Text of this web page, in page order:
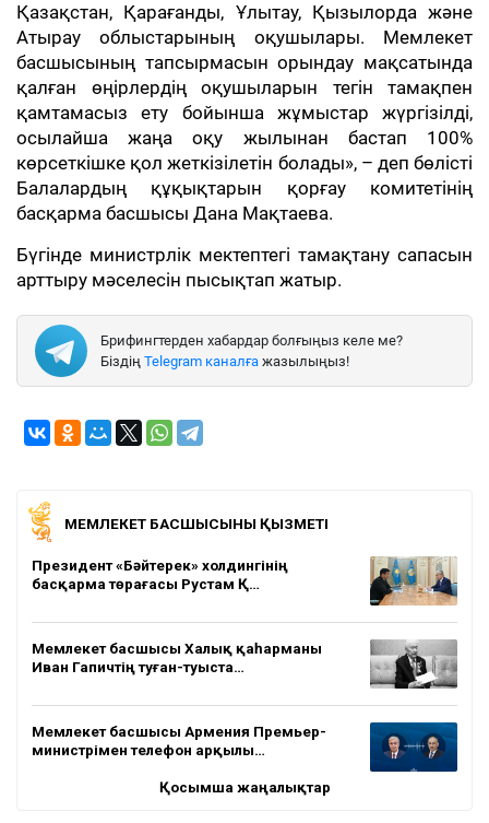
Қазақстан, Қарағанды, Ұлытау, Қызылорда және
Атырау облыстарының оқушылары. Мемлекет
басшысының тапсырмасын орындау мақсатында
қалған өңірлердің оқушыларын тегін тамақпен
қамтамасыз ету бойынша жұмыстар жүргізілді,
осылайша жаңа оқу жылынан бастап 100%
көрсеткішке қол жеткізілетін болады», – деп бөлісті
Балалардың құқықтарын қорғау комитетінің
басқарма басшысы Дана Мақтаева.
Бүгінде министрлік мектептегі тамақтану сапасын
арттыру мәселесін пысықтап жатыр.
Брифингтерден хабардар болғыңыз келе ме?
Біздің Telegram каналға жазылыңыз!
МЕМЛЕКЕТ БАСШЫСЫНЫҢ ҚЫЗМЕТІ
Президент «Бәйтерек» холдингінің
басқарма төрағасы Рустам Қ…
Мемлекет басшысы Халық қаһарманы
Иван Гапичтің туған-туыста…
Мемлекет басшысы Армения Премьер-
министрімен телефон арқылы…
Қосымша жаңалықтар